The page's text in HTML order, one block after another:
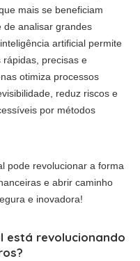
mais se beneficiam
de analisar grandes
artificial permite
precisas e
otimiza processos
reduz riscos e
por métodos
pode revolucionar a forma
e abrir caminho
e inovadora!
está revolucionando